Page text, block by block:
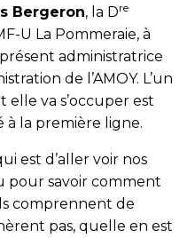
Bergeron, la Dre
U La Pommeraie, à
administratrice
de l’AMOY. L’un
elle va s’occuper est
à la première ligne.
est d’aller voir nos
pour savoir comment
comprennent de
pas, quelle en est